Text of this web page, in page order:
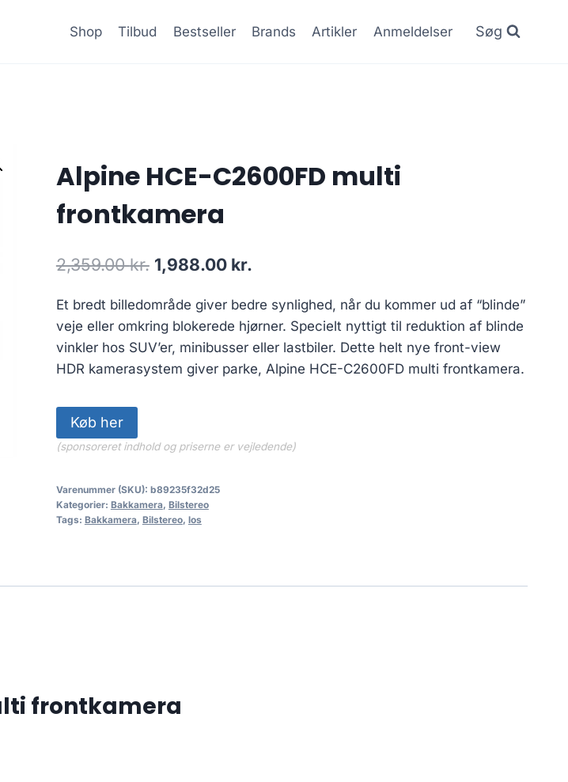
Shop Tilbud Bestseller Brands Artikler Anmeldelser Søg
Alpine HCE-C2600FD multi
frontkamera
2,359.00kr. Den
pris
var:
2,359.00 kr..
1,988.00 kr.
pris
er:
1,988.00 kr..
Et bredt billedområde giver bedre synlighed, når du kommer ud af “blinde”
veje eller omkring blokerede hjørner. Specielt nyttigt til reduktion af blinde
vinkler hos SUV’er, minibusser eller lastbiler. Dette helt nye front-view
HDR kamerasystem giver parke, Alpine HCE-C2600FD multi frontkamera.
Køb her
(sponsoreret indhold og priserne er vejledende)
Varenummer (SKU): b89235f32d25
Kategorier: Bakkamera, Bilstereo
Tags: Bakkamera, Bilstereo, los
frontkamera